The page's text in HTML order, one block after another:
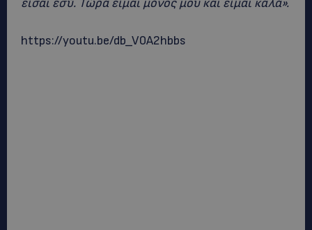
είσαι εσύ. Τώρα είμαι μόνος μου και είμαι καλά».
https://youtu.be/db_V0A2hbbs